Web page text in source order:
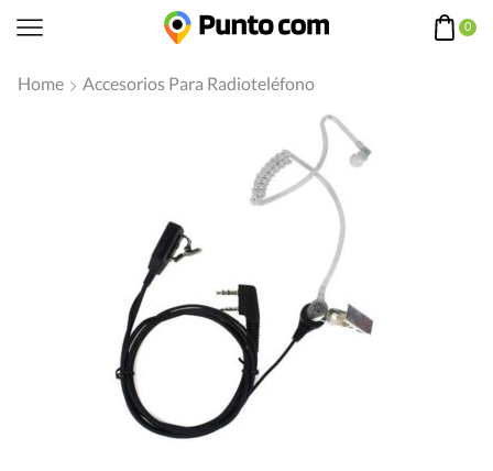
0
Home Accesorios Para Radioteléfono